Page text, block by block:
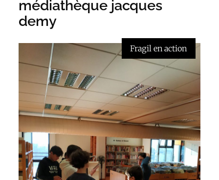
médiathèque jacques
demy
Fragil en action